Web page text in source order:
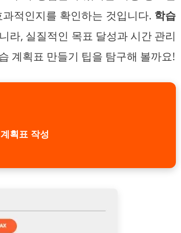
적인지를 확인하는 것입니다. 학습
라, 실질적인 목표 달성과 시간 관리
계획표 만들기 팁을 탐구해 볼까요!
획표 작성